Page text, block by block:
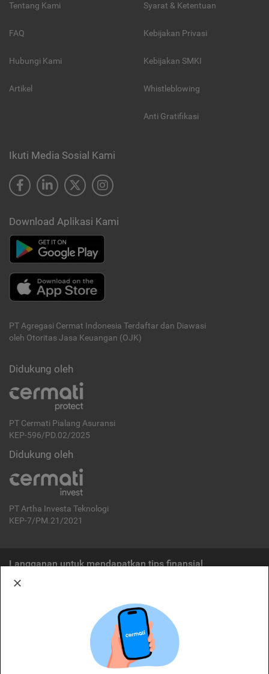
Tentang Kami
FAQ
Hubungi Kami
Artikel
Syarat & Ketentuan
Kebijakan Privasi
Kebijakan SMKI
Whistleblowing
Anti Gratifikasi
Ikuti Media Sosial Kami
Download Aplikasi Kami
PT Agregasi Cermat Indonesia Terdaftar dan Diawasi
oleh Otoritas Jasa Keuangan (OJK)
Didukung oleh
PT Cermati Pialang Asuransi
KEP-596/PD.02/2025
Didukung oleh
PT Artha Investa Teknologi
KEP-7/PM.21/2021
Langganan untuk mendapatkan tips finansial
Cermati merupakan penyelenggara agregasi jasa keuangan yang terdaftar di
OJK. Oleh karena itu, produk dan/atau layanan jasa keuangan yang
ditawarkan bukan merupakan produk dan/atau layanan jasa keuangan yang
diterbitkan oleh Cermati dan Cermati tidak bertanggung jawab atas tuntutan